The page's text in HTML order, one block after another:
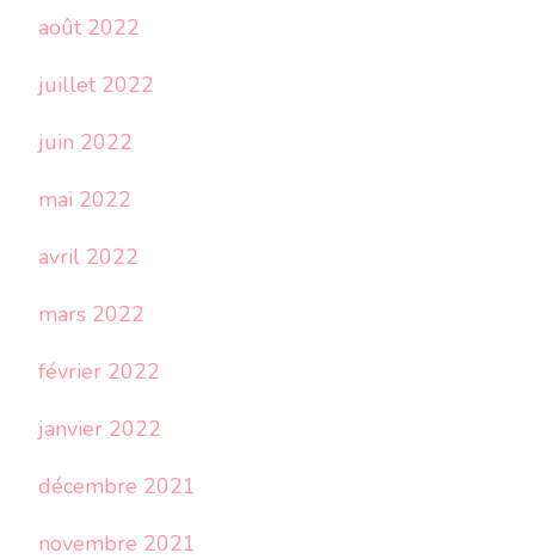
août 2022
juillet 2022
juin 2022
mai 2022
avril 2022
mars 2022
février 2022
janvier 2022
décembre 2021
novembre 2021